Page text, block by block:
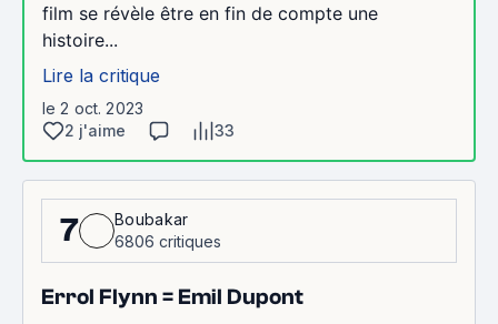
film se révèle être en fin de compte une
histoire...
Lire la critique
le 2 oct. 2023
2 j'aime
33
7
Boubakar
6806 critiques
Errol Flynn = Emil Dupont